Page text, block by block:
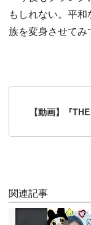
もしれない。平
族を変身させてみ
【動画】『
関連記事